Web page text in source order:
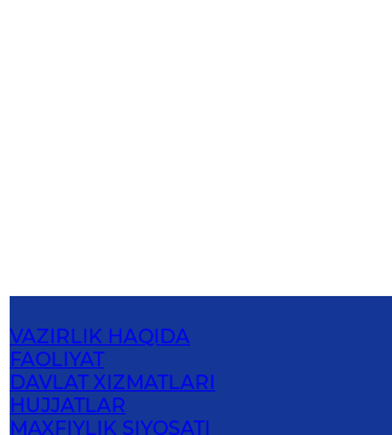
VAZIRLIK HAQIDA
FAOLIYAT
DAVLAT XIZMATLARI
HUJJATLAR
MAXFIYLIK SIYOSATI